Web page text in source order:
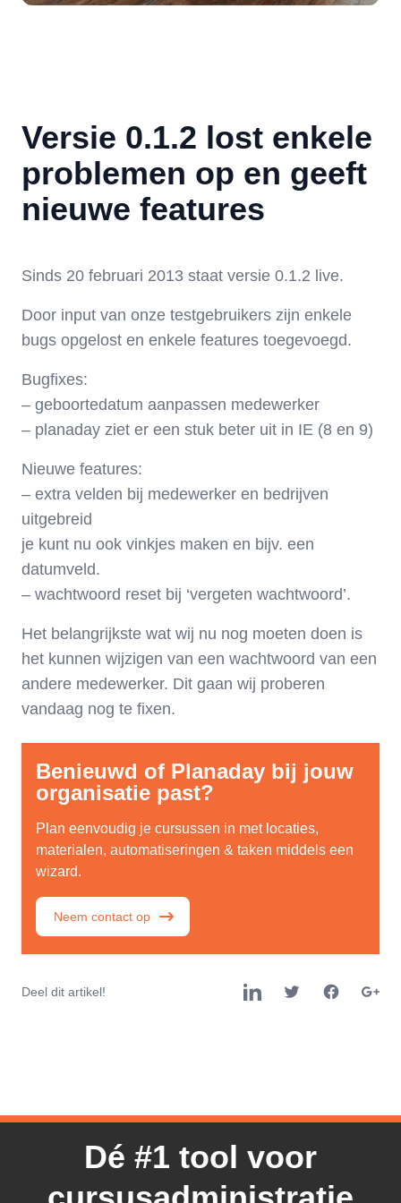
Versie 0.1.2 lost enkele
problemen op en geeft
nieuwe features
Sinds 20 februari 2013 staat versie 0.1.2 live.
Door input van onze testgebruikers zijn enkele
bugs opgelost en enkele features toegevoegd.
Bugfixes:
– geboortedatum aanpassen medewerker
– planaday ziet er een stuk beter uit in IE (8 en 9)
Nieuwe features:
– extra velden bij medewerker en bedrijven
uitgebreid
je kunt nu ook vinkjes maken en bijv. een
datumveld.
– wachtwoord reset bij ‘vergeten wachtwoord’.
Het belangrijkste wat wij nu nog moeten doen is
het kunnen wijzigen van een wachtwoord van een
andere medewerker. Dit gaan wij proberen
vandaag nog te fixen.
Benieuwd of Planaday bij jouw
organisatie past?
Plan eenvoudig je cursussen in met locaties,
materialen, automatiseringen & taken middels een
wizard.
Neem contact op
Deel dit artikel!
Dé #1 tool voor